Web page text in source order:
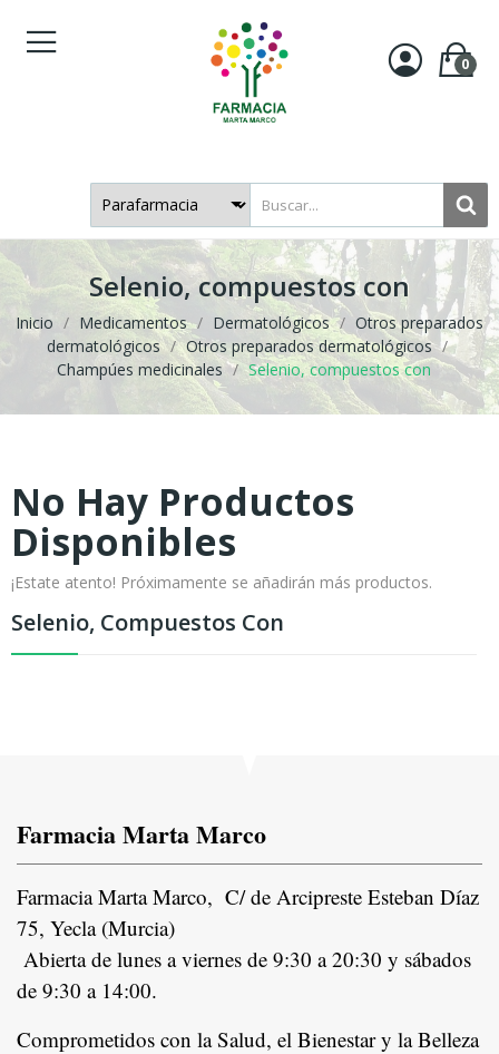
0
Selenio, compuestos con
Inicio Medicamentos Dermatológicos
Otros preparados
dermatológicos
Otros preparados dermatológicos
Champúes medicinales
Selenio, compuestos con
Selenio, Compuestos Con
No Hay Productos
Disponibles
¡Estate atento! Próximamente se añadirán más productos.
Farmacia Marta Marco
Farmacia Marta Marco, C/ de Arcipreste Esteban Díaz
75, Yecla (Murcia)
Abierta de lunes a viernes de 9:30 a 20:30 y sábados
de 9:30 a 14:00.
Comprometidos con la Salud, el Bienestar y la Belleza